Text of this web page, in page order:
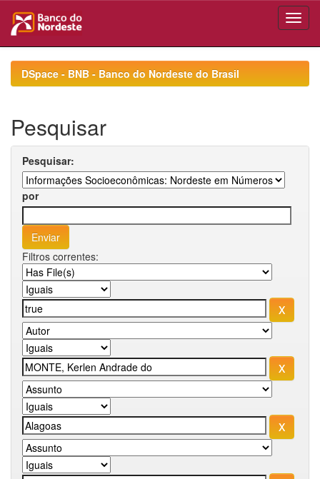
navigationDSpace - BNB - Banco do Nordeste do Brasil
Pesquisar
Pesquisar:
por
Filtros correntes: